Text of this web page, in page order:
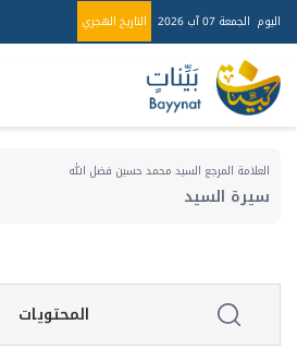
اليوم الجمعة 07 آب 2026 التاريخ الهجري
العلامة المرجع السيد محمد حسين فضل الله
سيرة السيد
المحتويات